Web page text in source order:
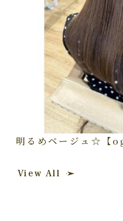
明るめベージュ☆【
View All